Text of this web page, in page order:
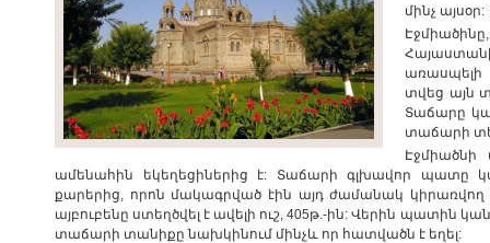
մինչ այսօր:
առասպելի
տվեց այն
Տաճարը
տաճարի
ամենահին եկեղեցիներից է: Տաճարի գլխավոր պատը
քարերից, որոն մակագրված էին այդ ժամանակ կիրառվող
այբուբենը ստեղծվել է ավելի ուշ, 405թ.-ին: Վերին պատին
տաճարի տանիքը նախկինում մինչև որ հատվածն է եղել: